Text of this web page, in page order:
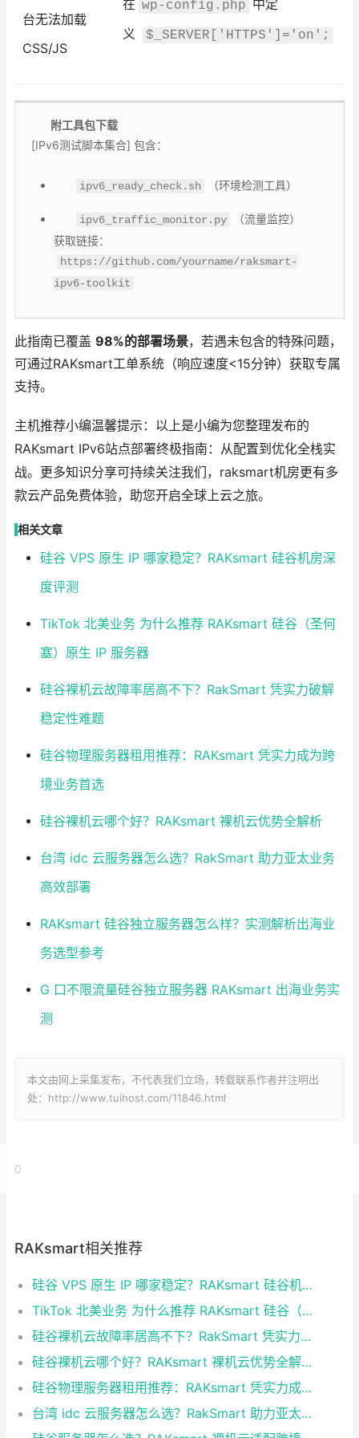
台无法加载
CSS/JS
在 wp-config.php 中定
义
$_SERVER['HTTPS']='on';
附工具包下载
[IPv6测试脚本集合] 包含：
ipv6_ready_check.sh （环境检测工具）
ipv6_traffic_monitor.py
（流量监控）
获取链接：
https://github.com/yourname/raksmart-
ipv6-toolkit
此指南已覆盖 98%的部署场景，若遇未包含的特殊问题，
可通过RAKsmart工单系统（响应速度<15分钟）获取专属
支持。
主机推荐小编温馨提示：以上是小编为您整理发布的
RAKsmart IPv6站点部署终极指南：从配置到优化全栈实
战。更多知识分享可持续关注我们，raksmart机房更有多
款云产品免费体验，助您开启全球上云之旅。
相关文章
硅谷 VPS 原生 IP 哪家稳定？RAKsmart 硅谷机房深
度评测
TikTok 北美业务 为什么推荐 RAKsmart 硅谷（圣何
塞）原生 IP 服务器
硅谷裸机云故障率居高不下？RakSmart 凭实力破解
稳定性难题
硅谷物理服务器租用推荐：RAKsmart 凭实力成为跨
境业务首选
硅谷裸机云哪个好？RAKsmart 裸机云优势全解析
台湾 idc 云服务器怎么选？RakSmart 助力亚太业务
高效部署
RAKsmart 硅谷独立服务器怎么样？实测解析出海业
务选型参考
G 口不限流量硅谷独立服务器 RAKsmart 出海业务实
测
本文由网上采集发布，不代表我们立场，转载联系作者并注明出
处：http://www.tuihost.com/11846.html
0
RAKsmart相关推荐
硅谷 VPS 原生 IP 哪家稳定？RAKsmart 硅谷机房深度评测
TikTok 北美业务 为什么推荐 RAKsmart 硅谷（圣何塞）原生 IP 服务器
硅谷裸机云故障率居高不下？RakSmart 凭实力破解稳定性难题
硅谷裸机云哪个好？RAKsmart 裸机云优势全解析
硅谷物理服务器租用推荐：RAKsmart 凭实力成为跨境业务首选
台湾 idc 云服务器怎么选？RakSmart 助力亚太业务高效部署